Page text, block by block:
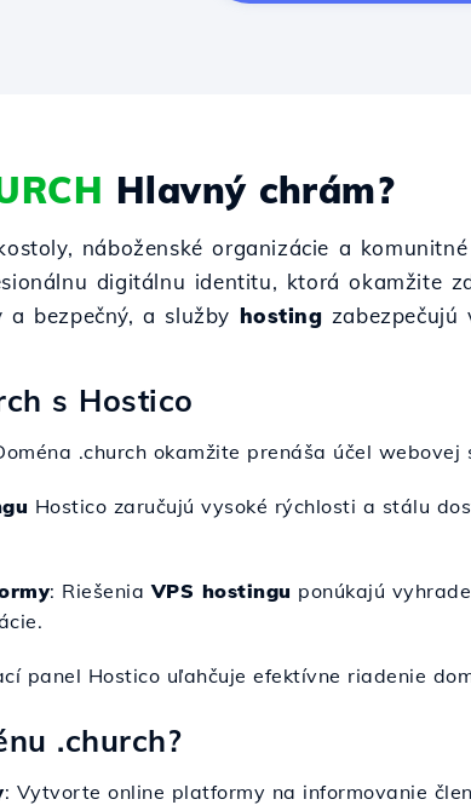
Hlavný chrám?
náboženské organizácie a
digitálnu identitu, ktorá okamžite
a bezpečný, a služby hosting
s Hostico
.church okamžite prenáša účel
Hostico zaručujú vysoké rýchlosti a stálu
: RiešeniaVPS hostingu ponúkajú
panel Hostico uľahčuje efektívne riadenie
.church?
: Vytvorte online platformy na informovanie